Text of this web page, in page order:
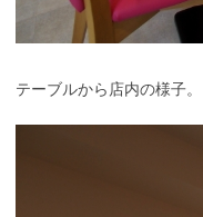
テーブルから店内の様子。